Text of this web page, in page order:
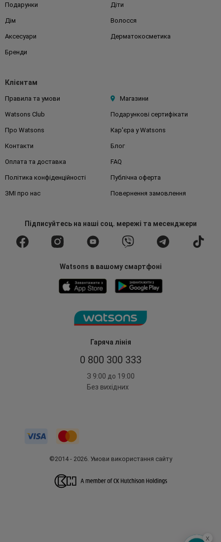
Гаряча лінія
0 800 300 333
З 9:00 до 19:00
Без вихідних
Подарунки Діти
Дім Волосся
Аксесуари Дерматокосметика
Бренди
Клієнтам
Правила та умови Магазини
Watsons Club Подарункові сертифікати
Про Watsons Кар'єра у Watsons
Контакти Блог
Оплата та доставка FAQ
Політика конфіденційності Публічна оферта
ЗМІ про нас Повернення замовлення
Підписуйтесьна наші соц. мережі та месенджери
Watsons в вашому смартфоні
©2014 - 2026. Умови використання сайту
x